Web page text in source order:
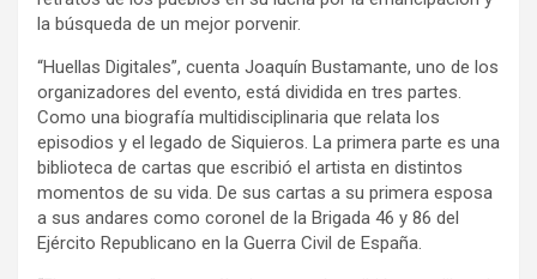
la búsqueda de un mejor porvenir.
“Huellas Digitales”, cuenta Joaquín Bustamante, uno de los
organizadores del evento, está dividida en tres partes.
Como una biografía multidisciplinaria que relata los
episodios y el legado de Siquieros. La primera parte es una
biblioteca de cartas que escribió el artista en distintos
momentos de su vida. De sus cartas a su primera esposa
a sus andares como coronel de la Brigada 46 y 86 del
Ejército Republicano en la Guerra Civil de España.